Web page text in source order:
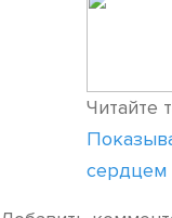
Читайте
сердцем